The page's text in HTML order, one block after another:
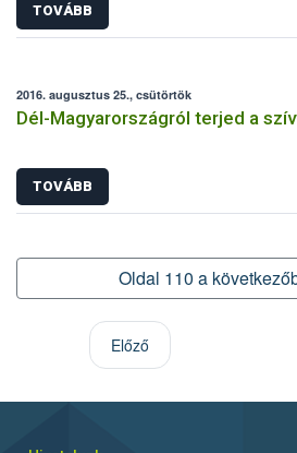
TOVÁBB
2016. augusztus 25., csütörtök
Dél-Magyarországról terjed a
TOVÁBB
Oldal 110 a
Előző